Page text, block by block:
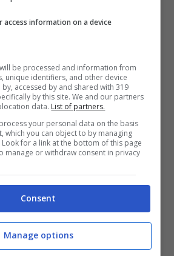
aumentati gli spread
state tassate. Il prezzo di
le compagnie devono
facile aggiungere 3
a un’energia sopra i 20
che 1 centesimo a
6 centesimi sul mercato”.
è impossibile non
l’attuale
e come esso evolverà
access information on a device
be processed and information from
unique identifiers, and other device
accessed by and shared with 319
by this site. We and our partners
data. List of partners.
your personal data on the basis
which you can object to by managing
for a link at the bottom of this page
manage or withdraw consent in privacy
Consent
Manage options